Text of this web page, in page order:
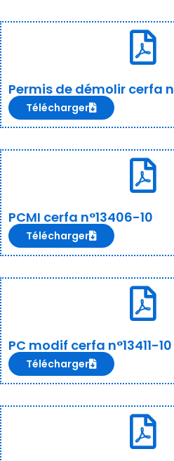
Permis de démolir cerfa
Télécharger
PCMI cerfa n°13406-10
Télécharger
PC modif cerfa n°13411-10
Télécharger